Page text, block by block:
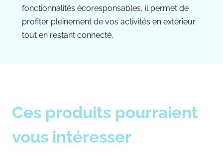
fonctionnalités écoresponsables, il permet de
profiter pleinement de vos activités en extérieur
tout en restant connecté.
Ces produits pourraient
vous intéresser